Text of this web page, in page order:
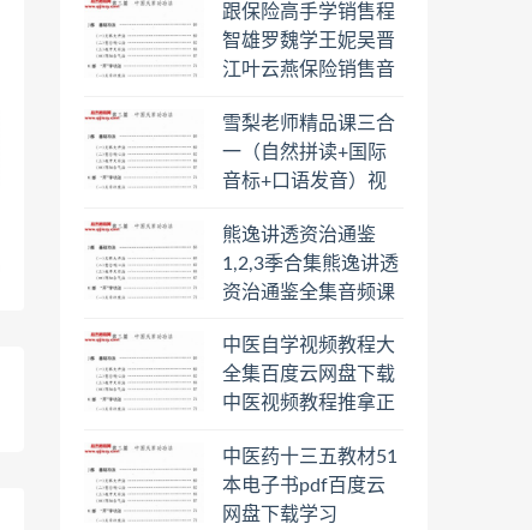
跟保险高手学销售程
智雄罗魏学王妮吴晋
江叶云燕保险销售音
盘下载学习
雪梨老师精品课三合
一（自然拼读+国际
音标+口语发音）视
载学习
熊逸讲透资治通鉴
1,2,3季合集熊逸讲透
资治通鉴全集音频课
一二三辑合集百度云
网盘下载学习
中医自学视频教程大
全集百度云网盘下载
中医视频教程推拿正
经络脉诊面诊舌诊手
诊私密终身会员百度
网盘共享群
中医药十三五教材51
本电子书pdf百度云
网盘下载学习